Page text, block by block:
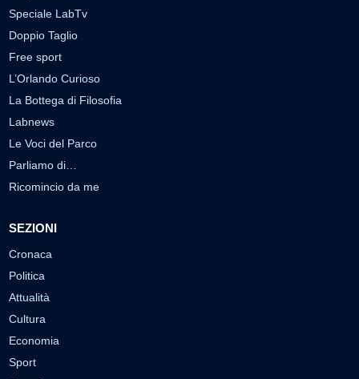
Speciale LabTv
Doppio Taglio
Free sport
L’Orlando Curioso
La Bottega di Filosofia
Labnews
Le Voci del Parco
Parliamo di…
Ricomincio da me
SEZIONI
Cronaca
Politica
Attualità
Cultura
Economia
Sport